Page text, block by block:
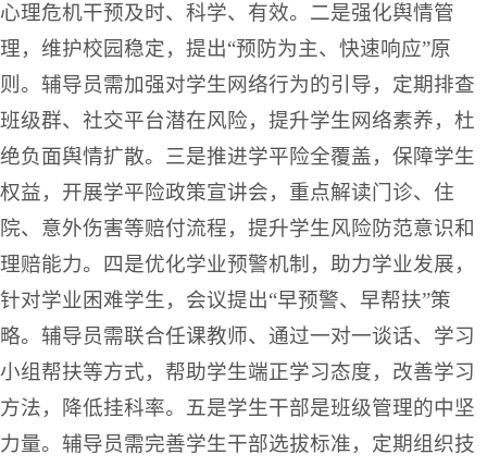
心理危机干预及时、科学、有效。二是强化舆情管
理，维护校园稳定，提出“预防为主、快速响应”原
则。辅导员需加强对学生网络行为的引导，定期排查
班级群、社交平台潜在风险，提升学生网络素养，杜
绝负面舆情扩散。三是推进学平险全覆盖，保障学生
权益，开展学平险政策宣讲会，重点解读门诊、住
院、意外伤害等赔付流程，提升学生风险防范意识和
理赔能力。四是优化学业预警机制，助力学业发展，
针对学业困难学生，会议提出“早预警、早帮扶”策
略。辅导员需联合任课教师、通过一对一谈话、学习
小组帮扶等方式，帮助学生端正学习态度，改善学习
方法，降低挂科率。五是学生干部是班级管理的中坚
力量。辅导员需完善学生干部选拔标准，定期组织技